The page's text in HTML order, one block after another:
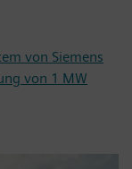
von Siemens
von 1 MW